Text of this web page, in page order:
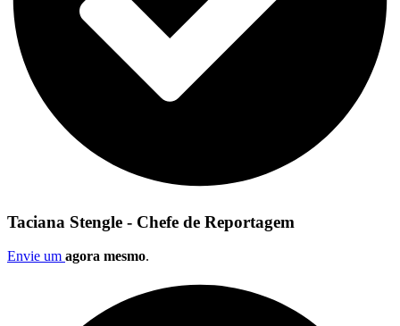
Taciana Stengle - Chefe de Reportagem
Envie um agora mesmo.